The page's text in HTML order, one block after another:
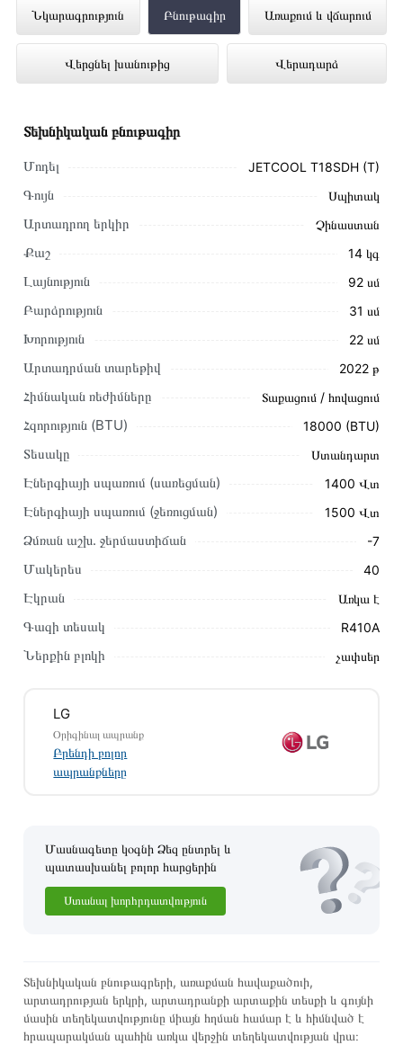
Նկարագրություն Բնութագիր Առաքում և վճարում
Վերցնել խանութից Վերադարձ
Օդորակիչ LG JETCOOL T18SDH (T)
ներկայացված է Technomix առցանց
խանութում լավագույն գնով 339 900 դրամ
Այս ապրանքը գնելու համար սեղմեք
«Ավելացնել
«Արագ պատվեր»
կոճակը:
Կարող եք նաև պատվիրել՝ զանգահարելով կայքում նշված
կոնտակտային համարներին։
Կայքում տվյալ ապրանքի՝ Օդորակիչ LG JETCOOL
T18SDH (T) առաքման և վճարման պայմանները վավեր են
Մեր պրոֆեսիոնալ մենեջերները կմշակեն պատվերը և
կկապվեն ձեզ հետ՝ համաձայնեցնելու առաքման
պայմանները։ Նախքան առցանց պատվեր տեղադրելը,
խորհուրդ ենք տալիս կարդալ նկարագրությունը,
կատարվում է 14 օրվա ընթացքում:
Տեխնիկական բնութագիր
Մոդել JETCOOL T18SDH (T)
Գույն Սպիտակ
Արտադրող երկիր Չինաստան
Քաշ 14 կգ
Լայնություն 92 սմ
Բարձրություն 31 սմ
Խորություն 22 սմ
Արտադրման տարեթիվ 2022 թ
Հիմնական ռեժիմները Տաքացում / հովացում
Հզորություն (BTU) 18000 (BTU)
Տեսակը Ստանդարտ
Էներգիայի սպառում (սառեցման) 1400 Վտ
Էներգիայի սպառում (ջեռուցման) 1500 Վտ
Ձմռան աշխ․ ջերմաստիճան -7
Մակերես 40
Էկրան Առկա է
Գազի տեսակ R410A
Ներքին բլոկի չափսեր
LG
Օրիգինալ ապրանք
Բրենդի բոլոր
ապրանքները
Մասնագետը կօգնի Ձեզ ընտրել և
պատասխանել բոլոր հարցերին
Ստանալ խորհրդատվություն
Տեխնիկական բնութագրերի, առաքման հավաքածուի,
արտադրության երկրի, արտադրանքի արտաքին տեսքի և գույնի
մասին տեղեկատվությունը միայն հղման համար է և հիմնված է
հրապարակման պահին առկա վերջին տեղեկատվության վրա։